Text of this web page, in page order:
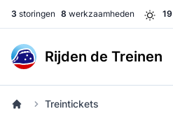
3 storingen 8 werkzaamheden 19
Rijden de Treinen
Treintickets